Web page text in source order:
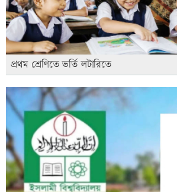
প্রথম শ্রেণিতে ভর্তি লটারিতে